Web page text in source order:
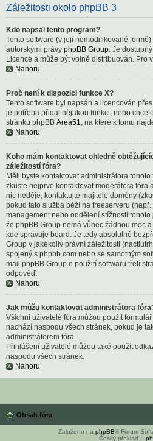
Záležitosti okolo phpBB 3
Kdo napsal tento program?
Tento software (v její nemodifikované
autorskými právy phpBB Group. Je
Licence a může být volně distribuován. Pro
Nahoru
Proč není k dispozici funkce X?
Tento software byl napsán a licencován
je potřeba přidat nějakou funkci, nebo
stránku phpBB Area51, na které k tomu
Nahoru
Koho mám kontaktovat ohledně
záležitostí fóra?
Měli byste kontaktovat administrátora
zkuste nejprve kontaktovat moderátora fóra
nic neděje, kontaktujte majitele domény
pokud tato služba běží na freeserveru
management nebo oddělení stížností
že phpBB Group nemá vůbec žádnou moc
kde spravuje board. Je tedy absolutně
Group v jakékoliv právní záležitosti
spojený s phpbb.com nebo se samotným
mail phpBB Group o použití softwaru třetí
odpověď.
Nahoru
Jak můžu kontaktovat administrátora
Všichni uživatelé fóra můžou použít formulář
nachází naspodu všech stránek, pokud je
administrátorem fóra.
Přihlášení uživatelé můžou také použít
naspodu všech stránek.
Nahoru
Obsah fóra
Založeno na phpBB® Forum
Český překlad –